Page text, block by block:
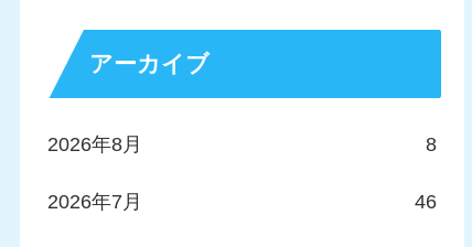
アーカイブ
2026年8月 8
2026年7月 46